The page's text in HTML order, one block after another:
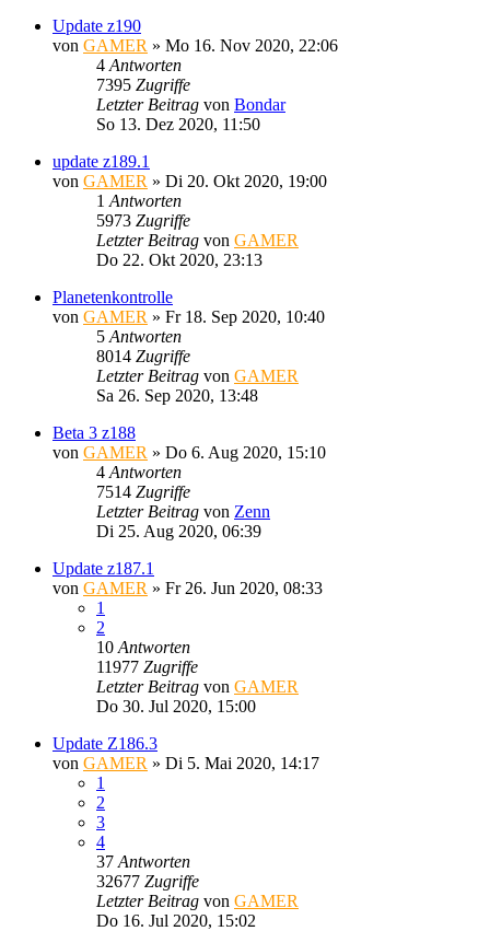
Update z190
von GAMER » Mo 16. Nov 2020, 22:06
4 Antworten
7395 Zugriffe
Letzter Beitrag von Bondar
So 13. Dez 2020, 11:50
update z189.1
von GAMER » Di 20. Okt 2020, 19:00
1 Antworten
5973 Zugriffe
Letzter Beitrag von GAMER
Do 22. Okt 2020, 23:13
Planetenkontrolle
von GAMER » Fr 18. Sep 2020, 10:40
5 Antworten
8014 Zugriffe
Letzter Beitrag von GAMER
Sa 26. Sep 2020, 13:48
Beta 3 z188
von GAMER » Do 6. Aug 2020, 15:10
4 Antworten
7514 Zugriffe
Letzter Beitrag von Zenn
Di 25. Aug 2020, 06:39
Update z187.1
von GAMER » Fr 26. Jun 2020, 08:33
1
2
10 Antworten
11977 Zugriffe
Letzter Beitrag von GAMER
Do 30. Jul 2020, 15:00
Update Z186.3
von GAMER » Di 5. Mai 2020, 14:17
1
2
3
4
37 Antworten
32677 Zugriffe
Letzter Beitrag von GAMER
Do 16. Jul 2020, 15:02